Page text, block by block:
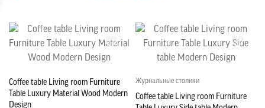
Coffee table Living room Furniture
Table Luxury Material Wood Modern
Design
Журнальные столики
Coffee table Living room Furniture